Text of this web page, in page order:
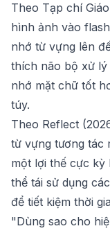
Theo Tạp chí
hình ảnh vào
nhớ từ vựng lên
thích não bộ xử
nhớ mặt chữ tốt
túy.
Theo Reflect
từ vựng tương tác
một lợi thế cực kỳ
thể tái sử dụng
để tiết kiệm thời
"Dùng sao cho